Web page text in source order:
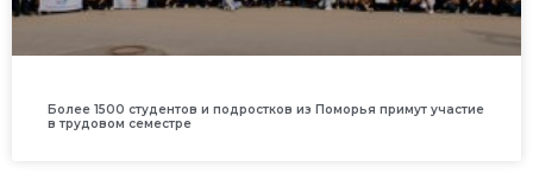
Более 1500 студентов и подростков из Поморья примут участие
в трудовом семестре